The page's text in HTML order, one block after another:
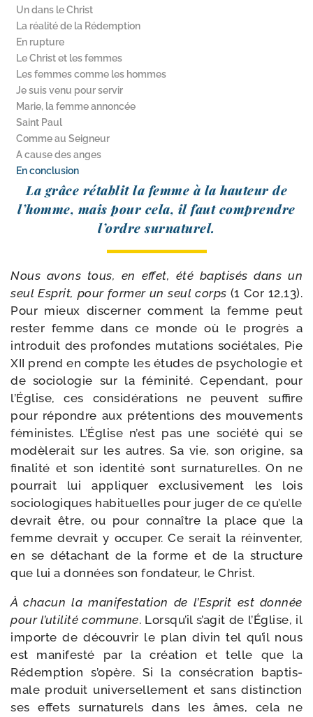
Un dans le Christ
La réalité de la Rédemption
En rupture
Le Christ et les femmes
Les femmes comme les hommes
Je suis venu pour servir
Marie, la femme annoncée
Saint Paul
Comme au Seigneur
A cause des anges
En conclusion
La grâce réta­blit la femme à la hau­teur de
l’homme, mais pour cela, il faut com­prendre
l’ordre surnaturel.
Nous avons tous, en effet, été bap­ti­sés dans un
seul Esprit, pour for­mer un seul corps (1 Cor 12,13).
Pour mieux dis­cer­ner com­ment la femme peut
res­ter femme dans ce monde où le pro­grès a
intro­duit des pro­fondes muta­tions socié­tales, Pie
XII prend en compte les études de psy­cho­lo­gie et
de socio­lo­gie sur la fémi­ni­té. Cependant, pour
l’Église, ces consi­dé­ra­tions ne peuvent suf­fire
pour répondre aux pré­ten­tions des mou­ve­ments
fémi­nistes. L’Église n’est pas une socié­té qui se
modè­le­rait sur les autres. Sa vie, son ori­gine, sa
fina­li­té et son iden­ti­té sont sur­na­tu­relles. On ne
pour­rait lui appli­quer exclu­si­ve­ment les lois
socio­lo­giques habi­tuelles pour juger de ce qu’elle
devrait être, ou pour connaître la place que la
femme devrait y occu­per. Ce serait la réin­ven­ter,
en se déta­chant de la forme et de la struc­ture
que lui a don­nées son fon­da­teur, le Christ.
À cha­cun la mani­fes­ta­tion de l’Esprit est don­née
pour l’u­ti­li­té com­mune. Lorsqu’il s’agit de l’Église, il
importe de décou­vrir le plan divin tel qu’il nous
est mani­fes­té par la créa­tion et telle que la
Rédemption s’opère. Si la consé­cra­tion bap­tis­
male pro­duit uni­ver­sel­le­ment et sans dis­tinc­tion
ses effets sur­na­tu­rels dans les âmes, cela ne